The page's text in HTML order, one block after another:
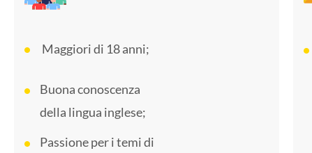
Maggiori di 18 anni;
Buona conoscenza
della lingua inglese;
Passione per i temi di